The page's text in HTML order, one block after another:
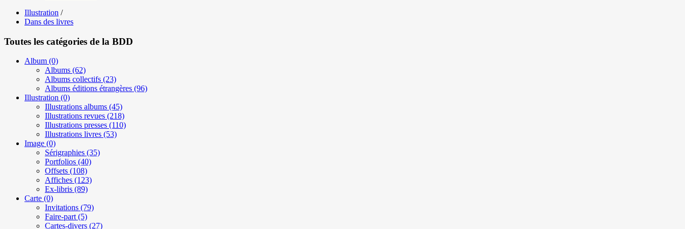
Illustration /
Dans des livres
Toutes les catégories de la BDD
Album (0)
Albums (62)
Albums collectifs (23)
Albums éditions étrangères (96)
Illustration (0)
Illustrations albums (45)
Illustrations revues (218)
Illustrations presses (110)
Illustrations livres (53)
Image (0)
Sérigraphies (35)
Portfolios (40)
Offsets (108)
Affiches (123)
Ex-libris (89)
Carte (0)
Invitations (79)
Faire-part (5)
Cartes-divers (27)